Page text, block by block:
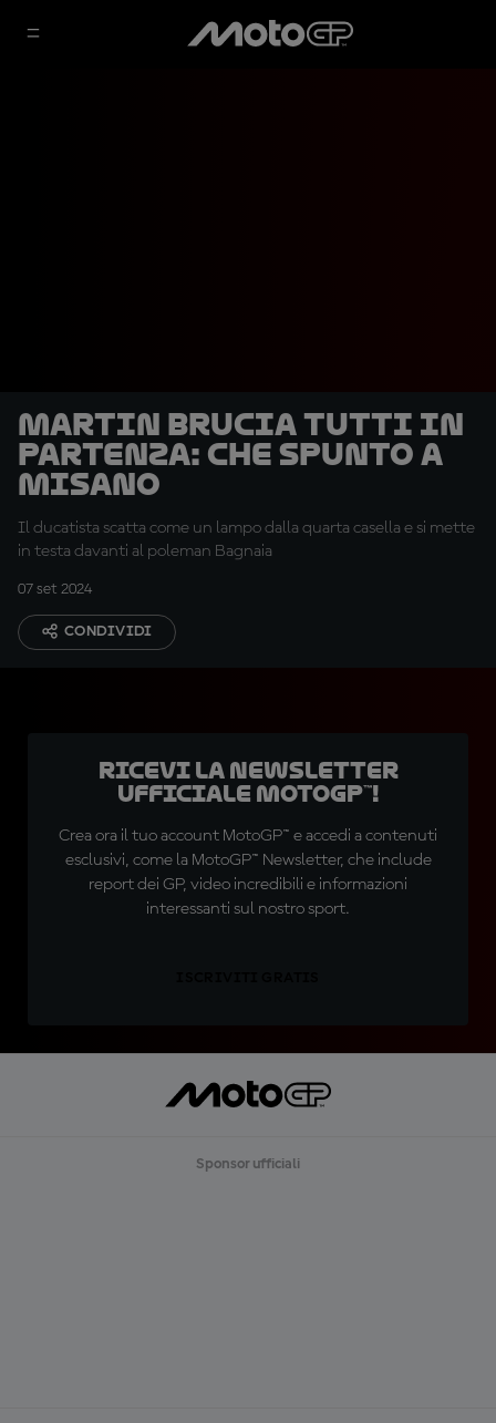
Martin brucia tutti in
partenza: che spunto a
Misano
Il ducatista scatta come un lampo dalla quarta casella e si mette
in testa davanti al poleman Bagnaia
07 set 2024
CONDIVIDI
Ricevi la newsletter
ufficiale MotoGP™!
Crea ora il tuo account MotoGP™ e accedi a contenuti
esclusivi, come la MotoGP™ Newsletter, che include
report dei GP, video incredibili e informazioni
interessanti sul nostro sport.
Sponsor ufficiali